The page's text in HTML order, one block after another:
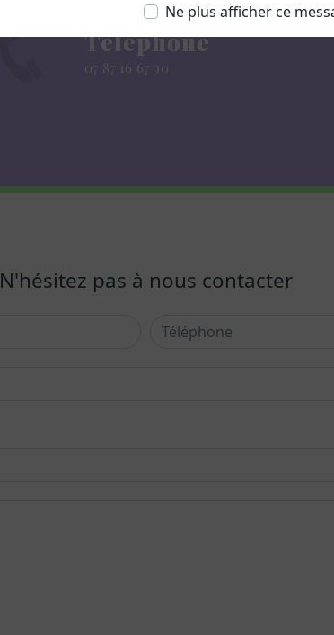
Ne plus afficher ce
Téléphone
07 87 16 67 90
N'hésitez pas à nous contacter